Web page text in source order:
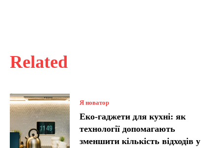
Related
Я новатор
Еко-гаджети для кухні: як
технології допомагають
зменшити кількість відходів у